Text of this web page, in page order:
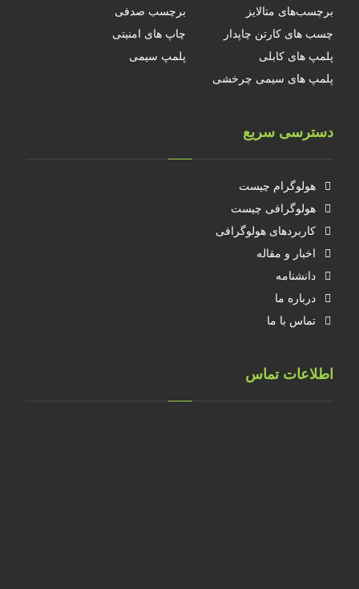
برچسب‌های متالایز
برچسب صدفی
چسب های کارتن چاپدار
چاپ های امنیتی
پلمپ های کابلی
پلمپ سیمی
پلمپ های سیمی چرخشی
دسترسی سریع
هولوگرام چیست
هولوگرافی چیست
کاربردهای هولوگرافی
اخبار و مقاله
دانشنامه
درباره ما
تماس با ما
اطلاعات تماس